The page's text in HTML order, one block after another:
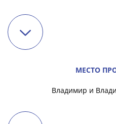
МЕСТО
Владимир и